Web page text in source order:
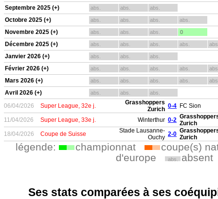
Septembre 2025 (+) abs. abs. abs.
Octobre 2025 (+) abs. abs. abs. abs.
Novembre 2025 (+) abs. abs. abs. 0
Décembre 2025 (+) abs. abs. abs. abs.
Janvier 2026 (+) abs. abs. abs.
Février 2026 (+) abs. abs. abs. abs.
Mars 2026 (+) abs. abs. abs. abs.
Avril 2026 (+) abs. abs. abs.
06/04/2026 Super League, 32e j.
Grasshoppers
Zurich 0-4 FC Sion
11/04/2026 Super League, 33e j. Winterthur 0-2 Zurich
18/04/2026
Coupe de Suisse
Stade Lausanne-
Ouchy 2-0 Zurich
légende: championnat
coupe(s)
d'europe
abs. absent
Ses stats comparées à ses